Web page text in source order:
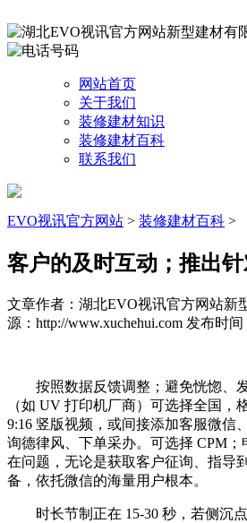
网站首页
关于我们
装修建材知识
装修建材百科
联系我们
EVO视讯官方网站 > 装修建材百科 >
客户的及时互动；推出
文章作者：湖北EVO视讯官方网站新
源：http://www.xuchehui.com 发布时间
按照数据反馈调整；避免恍惚、
（如 UV 打印机厂商）可选择全国，
9:16 竖版视频，或间接添加客服微信
询德律风、下单采办。可选择 CPM
在问题，无论是获取客户征询、指导
备，依托微信的海量用户根本。
时长节制正在 15-30 秒，若侧沉